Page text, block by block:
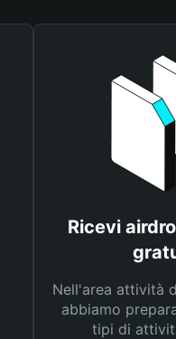
Ricevi
Nell'area attività
abbiamo
tipi di